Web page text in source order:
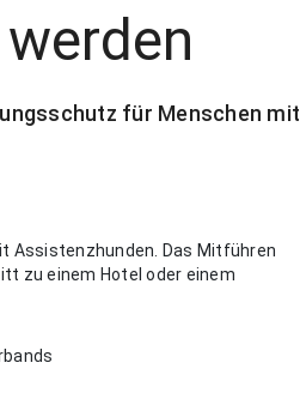
für Menschen mit
Assistenzhunden. Das Mitführen
zu einem Hotel oder einem